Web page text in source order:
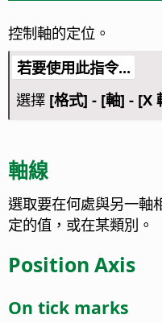
控制軸的定位。
若要使用此指令...
選擇 [格式] - [軸] - [X
軸線
選取要在何處與另一軸
定的值，或在某類別。
Position Axis
On tick marks